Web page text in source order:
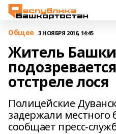
Общее 3 НОЯБРЯ 2016, 14:45
Житель
отстреле лося
Полицейские
задержали местного
сообщает пресс-